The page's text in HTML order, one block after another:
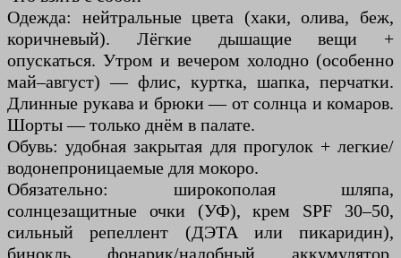
Одежда: нейтральные цвета (хаки, олива, беж,
коричневый). Лёгкие дышащие вещи +
опускаться. Утром и вечером холодно (особенно
май–август) — флис, куртка, шапка, перчатки.
Длинные рукава и брюки — от солнца и комаров.
Шорты — только днём в палате.
Обувь: удобная закрытая для прогулок + легкие/
водонепроницаемые для мокоро.
Обязательно: широкополая шляпа,
солнцезащитные очки (УФ), крем SPF 30–50,
сильный репеллент (ДЭТА или пикаридин),
бинокль, фонарик/налобный, аккумулятор,